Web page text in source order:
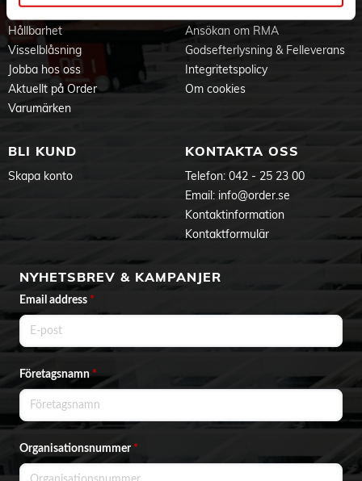
Vår historia
Hållbarhet
Visselblåsning
Jobba hos oss
Aktuellt på Order
Varumärken
Service & Support
Ansökan om RMA
Godsefterlysning & Felleverans
Integritetspolicy
Om cookies
BLI KUND
Skapa konto
KONTAKTA OSS
Telefon: 042 - 25 23 00
Email: info@order.se
Kontaktinformation
Kontaktformulär
NYHETSBREV & KAMPANJER
Email address *
Företagsnamn*
Organisationsnummer *